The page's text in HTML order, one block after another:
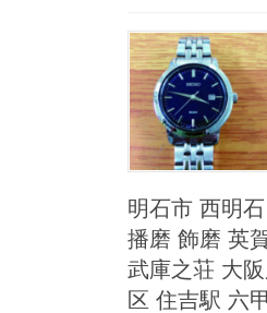
明石市 西明
播磨 飾磨 英
武庫之荘 大
区 住吉駅 六